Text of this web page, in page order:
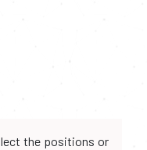
the positions or